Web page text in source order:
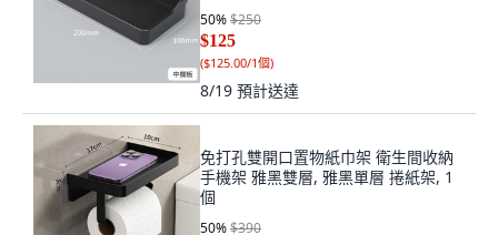
50%$250
$125
($125.00/1個)
8/19 預計送達
免打孔雙開口置物紙巾架 衛生間收納
手機架 雅黑雙層, 雅黑單層 捲紙架, 1
個
50%$390